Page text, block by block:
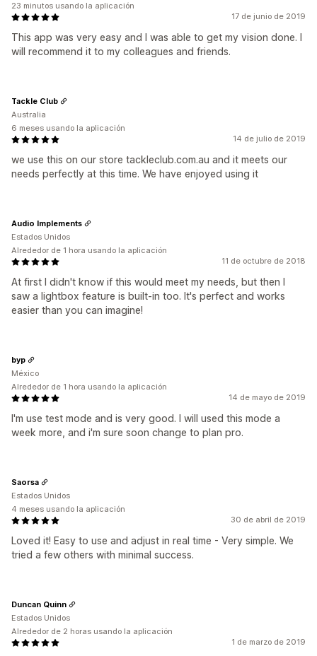
17 de junio de 2019
This app was very easy and I was able to get my vision done. I
will recommend it to my colleagues and friends.
23 minutos usando la aplicación
14 de julio de 2019
we use this on our store tackleclub.com.au and it meets our
needs perfectly at this time. We have enjoyed using it
Tackle Club
Australia
6 meses usando la aplicación
11 de octubre de 2018
At first I didn't know if this would meet my needs, but then I
saw a lightbox feature is built-in too. It's perfect and works
easier than you can imagine!
Audio Implements
Estados Unidos
Alrededor de 1 hora usando la aplicación
14 de mayo de 2019
I'm use test mode and is very good. I will used this mode a
week more, and i'm sure soon change to plan pro.
byp
México
Alrededor de 1 hora usando la aplicación
30 de abril de 2019
Loved it! Easy to use and adjust in real time - Very simple. We
tried a few others with minimal success.
Saorsa
Estados Unidos
4 meses usando la aplicación
1 de marzo de 2019
Duncan Quinn
Estados Unidos
Alrededor de 2 horas usando la aplicación